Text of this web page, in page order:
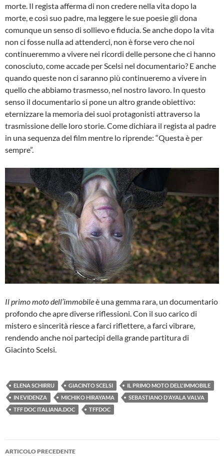
morte. Il regista afferma di non credere nella vita dopo la
morte, e così suo padre, ma leggere le sue poesie gli dona
comunque un senso di sollievo e fiducia. Se anche dopo la vita
non ci fosse nulla ad attenderci, non è forse vero che noi
continueremmo a vivere nei ricordi delle persone che ci hanno
conosciuto, come accade per Scelsi nel documentario? E anche
quando queste non ci saranno più continueremo a vivere in
quello che abbiamo trasmesso, nel nostro lavoro. In questo
senso il documentario si pone un altro grande obiettivo:
eternizzare la memoria dei suoi protagonisti attraverso la
trasmissione delle loro storie. Come dichiara il regista al padre
in una sequenza del film mentre lo riprende: “Questa è per
sempre”.
Il primo moto dell’immobileè una gemma rara, un documentario
profondo che apre diverse riflessioni. Con il suo carico di
mistero e sincerità riesce a farci riflettere, a farci vibrare,
rendendo anche noi partecipi della grande partitura di
Giacinto Scelsi.
ELENA SCHIRRU GIACINTO SCELSI
IL PRIMO MOTO DELL'IMMOBILE
IN EVIDENZA
MICHIKO HIRAYAMA
SEBASTIANO D'AYALA VALVA
TFF DOC ITALIANA.DOC
TFFDOC
Navigazione
ARTICOLO PRECEDENTE